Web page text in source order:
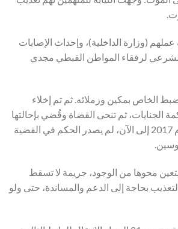
(وزارة الداخلية)، وإحداث الإصابات
الشرعي لرفقاء المواطن القبطي مجدي
الخاص بمكين وزملائه. ثم تم إخلاء
الجنايات، ثم تنحى القضاة وقُضي بإحالتها
لدائرة أخرى، ومنذ عام 2017 إلى الآن، لم يصدر الحكم في القضية
محوها من الوجود، جريمة لا تسقط
التعذيب بحاجة إلى الدعم والمساندة، حتى ولو